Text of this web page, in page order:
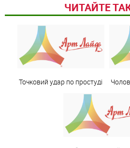
ЧИТАЙТЕ
Точковий удар по простуді